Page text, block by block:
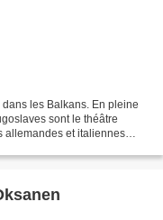
les Balkans. En pleine
sont le théâtre
allemandes et italiennes